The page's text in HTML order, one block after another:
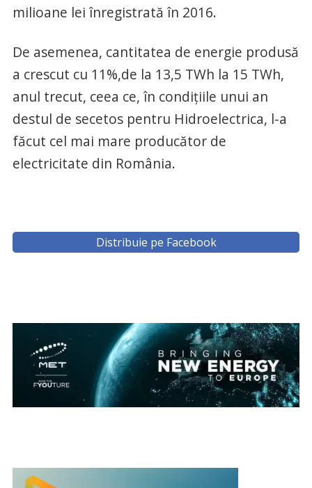
milioane lei înregistrată în 2016.
De asemenea, cantitatea de energie produsă
a crescut cu 11%,de la 13,5 TWh la 15 TWh,
anul trecut, ceea ce, în condiţiile unui an
destul de secetos pentru Hidroelectrica, l-a
făcut cel mai mare producător de
electricitate din România.
Distribuie pe Facebook